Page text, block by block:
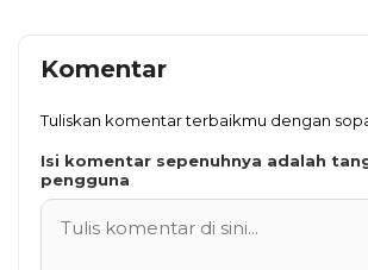
Komentar
Tuliskan komentar terbaikmu dengan
Isi komentar sepenuhnya adalah
pengguna